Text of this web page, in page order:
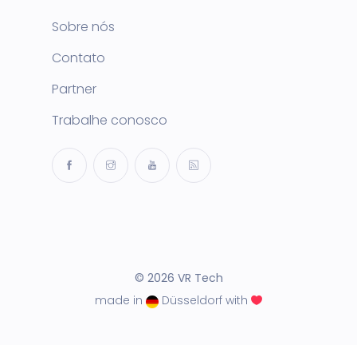
Sobre nós
Contato
Partner
Trabalhe conosco
© 2026 VR Tech
made in
Düsseldorf with